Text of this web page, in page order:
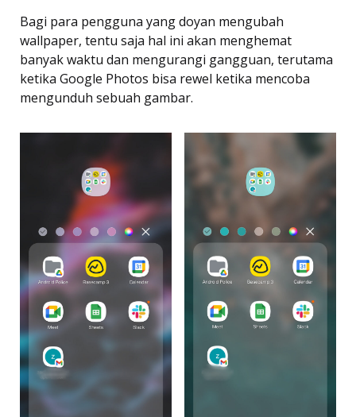
Bagi para pengguna yang doyan mengubah
wallpaper, tentu saja hal ini akan menghemat
banyak waktu dan mengurangi gangguan, terutama
ketika Google Photos bisa rewel ketika mencoba
mengunduh sebuah gambar.